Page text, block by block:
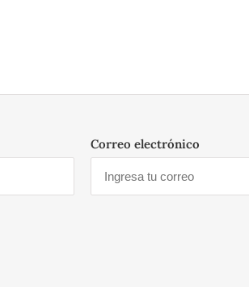
Correo electrónico